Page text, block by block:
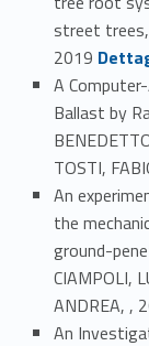
street trees,
2019 Link identifier #identifier_person_65781-11
A
Ballast by
TOSTI,
An
the
ground-
CIAMPOLI,
ANDREA, ,
An